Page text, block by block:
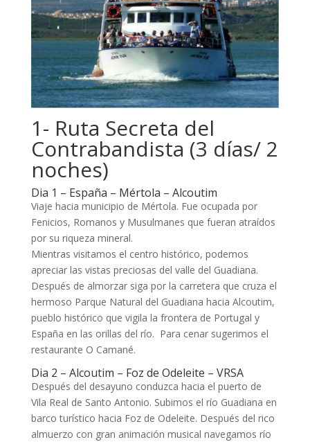
1- Ruta Secreta del
Contrabandista (3 días/ 2
noches)
Dia 1 – España – Mértola – Alcoutim
Viaje hacia municipio de Mértola. Fue ocupada por
Fenicios, Romanos y Musulmanes que fueran atraídos
por su riqueza mineral.
Mientras visitamos el centro histórico, podemos
apreciar las vistas preciosas del valle del Guadiana.
Después de almorzar siga por la carretera que cruza el
hermoso Parque Natural del Guadiana hacia Alcoutim,
pueblo histórico que vigila la frontera de Portugal y
España en las orillas del río. Para cenar sugerimos el
restaurante O Camané.
Dia 2 – Alcoutim – Foz de Odeleite – VRSA
Después del desayuno conduzca hacia el puerto de
Vila Real de Santo Antonio. Subimos el río Guadiana en
barco turístico hacia Foz de Odeleite. Después del rico
almuerzo con gran animación musical navegamos río